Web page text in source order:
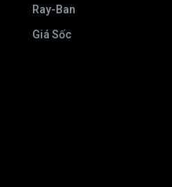
Ray-Ban
Giá Sốc